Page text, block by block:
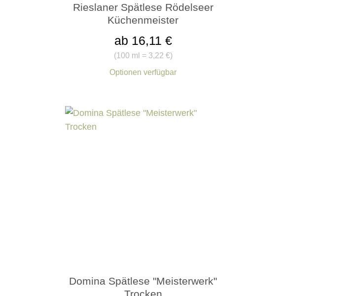
Rieslaner Spätlese Rödelseer
Küchenmeister
(100 ml = 3,22 €)
ab 16,11 €
Optionen verfügbar
Domina Spätlese "Meisterwerk"
Trocken